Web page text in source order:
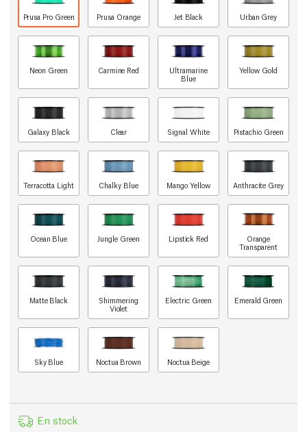
Prusa Pro Green Prusa Orange Jet Black Urban Grey
Neon Green Carmine Red
Ultramarine
Blue
Yellow Gold
Galaxy Black Clear Signal White Pistachio Green
Terracotta Light Chalky Blue Mango Yellow Anthracite Grey
Ocean Blue Jungle Green Lipstick Red
Orange
Transparent
Matte Black
Shimmering
Violet
Electric Green Emerald Green
Sky Blue Noctua Brown Noctua Beige
En stock